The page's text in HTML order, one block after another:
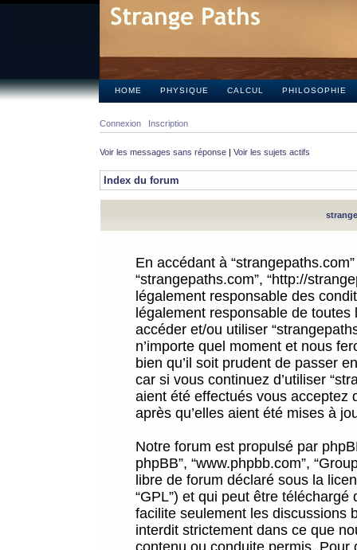
HOME PHYSIQUE CALCUL PHILOSOPHIE
Connexion Inscription
Voir les messages sans réponse | Voir les sujets actifs
Index du forum
En accédant à
“strangepaths.com”, “http://
légalement responsable des
légalement responsable de
accéder et/ou utiliser
n’importe quel moment et nous
bien qu’il soit prudent de passer
car si vous continuez d’utiliser
aient été effectués vous acceptez
après qu’elles aient été mises à
Notre forum est propulsé par
phpBB”, “www.phpbb.com”,
libre de forum déclaré sous la
“GPL”) et qui peut être téléchargé
facilite seulement les discussions
interdit strictement dans ce que
contenu ou conduite permis.